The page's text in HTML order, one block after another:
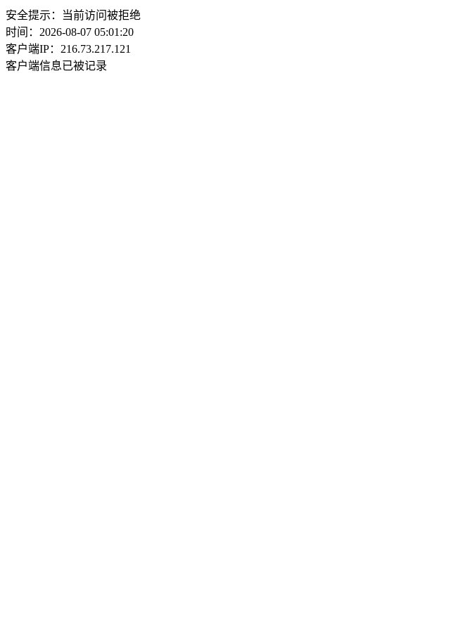
安全提示：当前访问被拒绝
时间：2026-08-07 05:01:20
客户端IP：216.73.217.121
客户端信息已被记录